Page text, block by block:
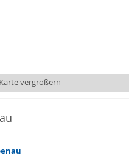
vergrößern